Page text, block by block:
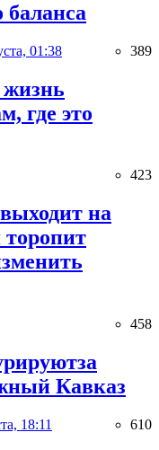
баланса
01:38 389
жизнь
где это
423
на
458
Кавказ
18:11 610